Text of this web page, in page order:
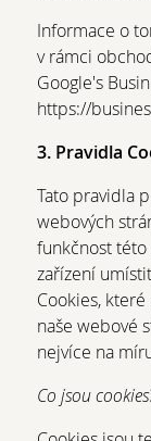
Informace o
v rámci
Google's
https://
3. Pravidla
Tato pravidla
webových
funkčnost této
zařízení
Cookies,
naše webové
nejvíce na
Co jsou